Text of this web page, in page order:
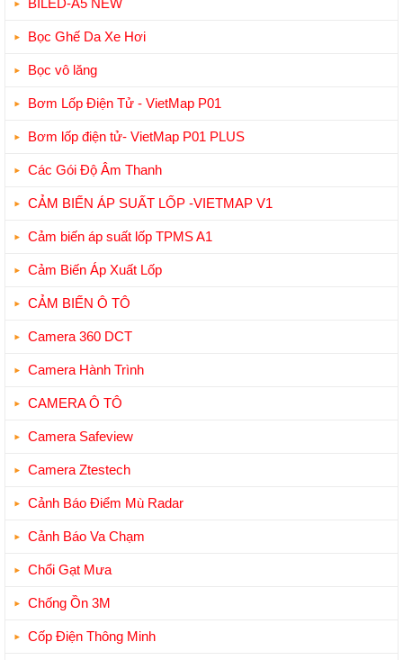
Bọc Ghế Da Xe Hơi
Bọc vô lăng
Bơm Lốp Điện Tử - VietMap P01
Bơm lốp điện tử- VietMap P01 PLUS
Các Gói Độ Âm Thanh
CẢM BIẾN ÁP SUẤT LỐP -VIETMAP V1
Cảm biến áp suất lốp TPMS A1
Cảm Biến Áp Xuất Lốp
CẢM BIẾN Ô TÔ
Camera 360 DCT
Camera Hành Trình
CAMERA Ô TÔ
Camera Safeview
Camera Ztestech
Cảnh Báo Điểm Mù Radar
Cảnh Báo Va Chạm
Chổi Gạt Mưa
Chống Ồn 3M
Cốp Điện Thông Minh